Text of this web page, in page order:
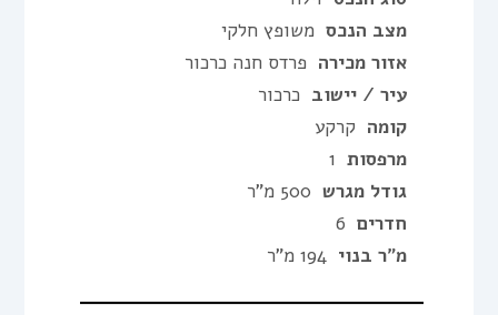
מצב הנכס משופץ חלקי
אזור מכירה פרדס חנה כרכור
עיר / יישוב כרכור
קומה קרקע
מרפסות 1
גודל מגרש 500 מ"ר
חדרים 6
מ"ר בנוי 194 מ"ר